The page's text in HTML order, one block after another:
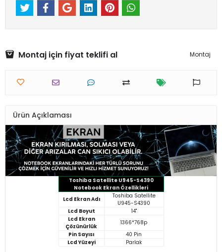
Montaj için fiyat teklifi al Montaj
Ürün Açıklaması
Toshiba Satellite U945-S4390
Notebook Ekran Özellikleri
Lcd Ekran Adı
Toshiba Satellite
U945-S4390
Lcd Boyut
14"
Lcd Ekran
Çözünürlük
1366*768p
Pin Sayısı
40 Pin
Lcd Yüzeyi
Parlak